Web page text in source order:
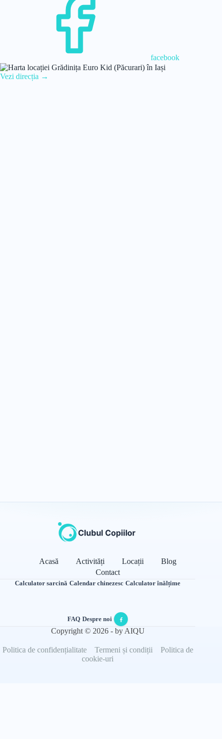
facebook
Vezi direcția →
Acasă Activități Locații
Blog
Contact
Calculator sarcină·Calendar chinezesc·Calculator înălțime
FAQ·Despre noi·
Copyright © 2026 - by AIQU
Politica de confidențialitate Termeni și condiții
Politica de
cookie-uri